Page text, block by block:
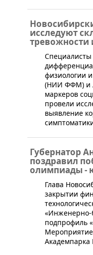
исследуют
тревожности
​Специалисты
физиологии
(НИИ ФФМ) и
маркеров
провели
выявление
Губернатор
поздравил
олимпиады -
​Глава
закрытии
«Инженерно-
подпрофиль
Академпарка